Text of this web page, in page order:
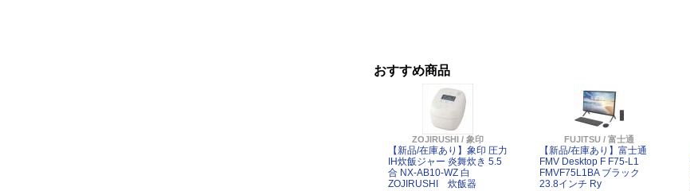
おすすめ商品
ZOJIRUSHI / 象印
【新品/在庫あり】象印 圧力
IH炊飯ジャー 炎舞炊き 5.5
合 NX-AB10-WZ 白
ZOJIRUSHI 炊飯器
FUJITSU / 富士通
【新品/在庫あり】富士通
FMV Desktop F F75-L1
FMVF75L1BA ブラック
23.8インチ Ry